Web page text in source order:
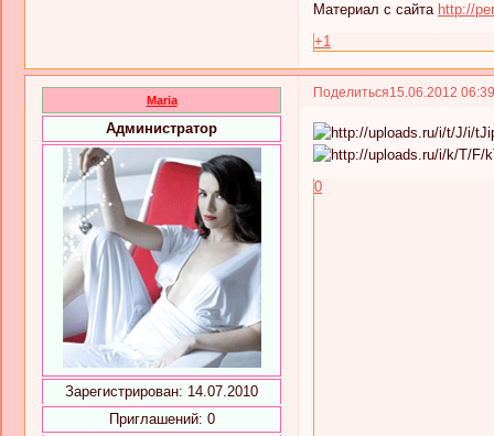
Материал с сайта http://
+1
Поделиться15.06.2012
Maria
Администратор
Зарегистрирован: 14.07.2010
Приглашений: 0
0